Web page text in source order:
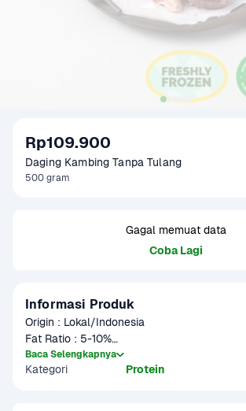
Rp109.900
Daging Kambing Tanpa Tulang
500 gram
Gagal memuat data
Coba Lagi
Informasi Produk
Origin : Lokal/Indonesia
Fat Ratio : 5-10%
Gramation : 500 gram
Glazing : 5-10%
Baca Selengkapnya
Kategori Protein